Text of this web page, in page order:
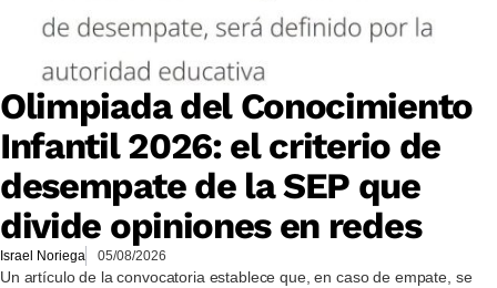
Olimpiada del Conocimiento
Infantil 2026: el criterio de
desempate de la SEP que
divide opiniones en redes
Israel Noriega 05/08/2026
Un artículo de la convocatoria establece que, en caso de empate, se